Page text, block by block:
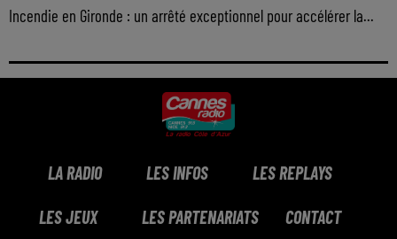
Incendie en Gironde : un arrêté exceptionnel pour accélérer la...
LA RADIO LES INFOS LES REPLAYS
LES JEUX LES PARTENARIATS CONTACT